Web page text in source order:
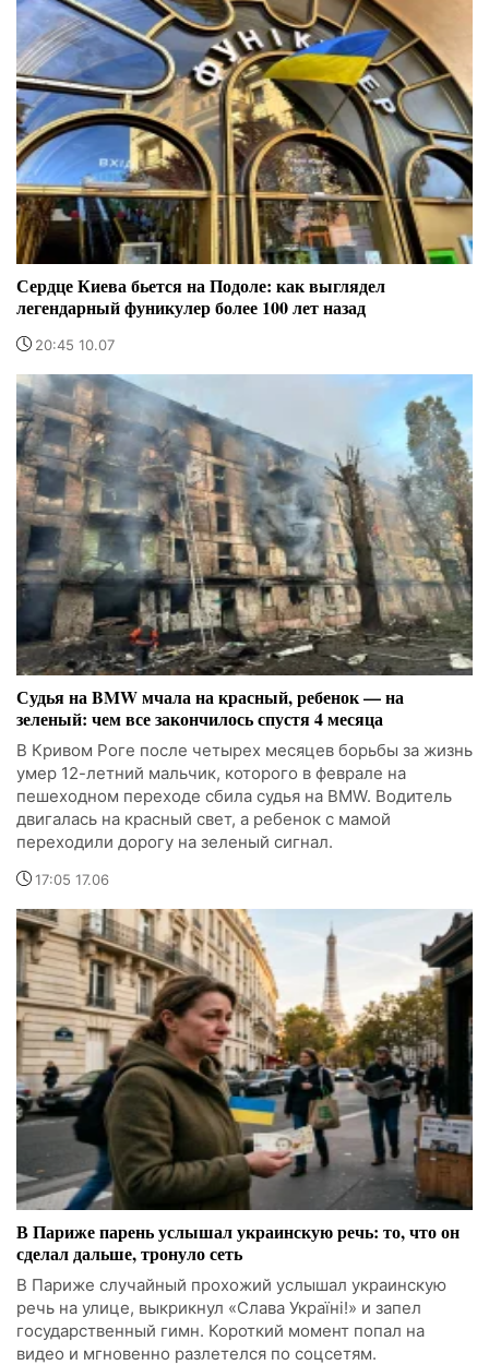
Сердце Киева бьется на Подоле: как выглядел
легендарный фуникулер более 100 лет назад
20:45 10.07
Судья на BMW мчала на красный, ребенок — на
зеленый: чем все закончилось спустя 4 месяца
В Кривом Роге после четырех месяцев борьбы за жизнь
умер 12-летний мальчик, которого в феврале на
пешеходном переходе сбила судья на BMW. Водитель
двигалась на красный свет, а ребенок с мамой
переходили дорогу на зеленый сигнал.
17:05 17.06
В Париже парень услышал украинскую речь: то, что он
сделал дальше, тронуло сеть
В Париже случайный прохожий услышал украинскую
речь на улице, выкрикнул «Слава Україні!» и запел
государственный гимн. Короткий момент попал на
видео и мгновенно разлетелся по соцсетям.